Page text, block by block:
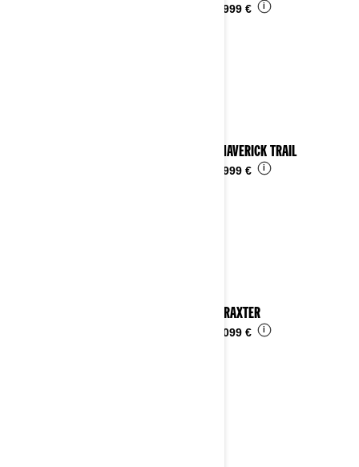
24.999 € i
2025 MAVERICK TRAIL
16.999 € i
2025 TRAXTER
17.099 € i